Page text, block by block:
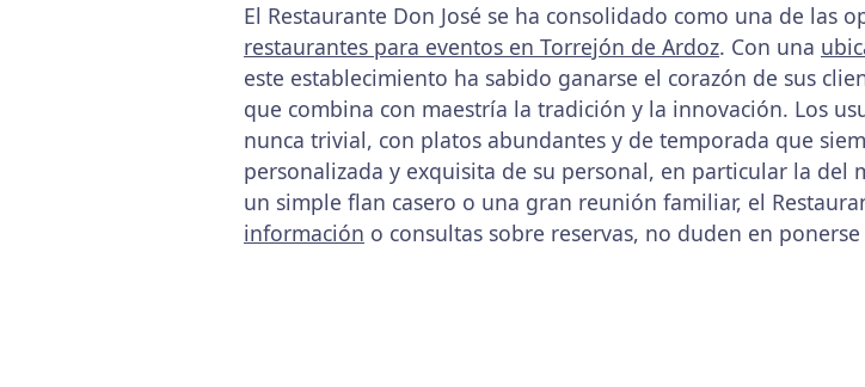
El Restaurante Don José se ha consolidado como una de las
restaurantes para eventos en Torrejón de Ardoz. Con una
este establecimiento ha sabido ganarse el corazón de sus
que combina con maestría la tradición y la innovación. Los
nunca trivial, con platos abundantes y de temporada que
personalizada y exquisita de su personal, en particular la del
un simple flan casero o una gran reunión familiar, el
información o consultas sobre reservas, no duden en